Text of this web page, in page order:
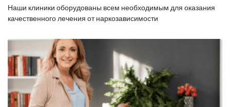
Наши клиники оборудованы всем необходимым для оказания
качественного лечения от наркозависимости